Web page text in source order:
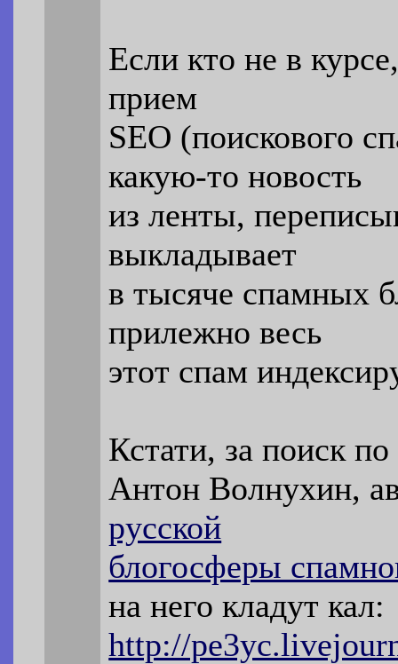
Если кто не в
прием
SEO (поискового
какую-то новость
из ленты,
выкладывает
в тысяче спамных
прилежно весь
этот спам
Кстати, за поиск
Антон Волнухин,
русской
блогосферы
на него кладут кал:
http://